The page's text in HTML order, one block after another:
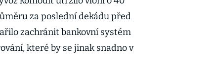
za poslední dekádu před
zachránit bankovní systém
které by se jinak snadno v